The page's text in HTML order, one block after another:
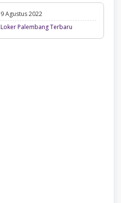
9 Agustus 2022
Loker Palembang Terbaru